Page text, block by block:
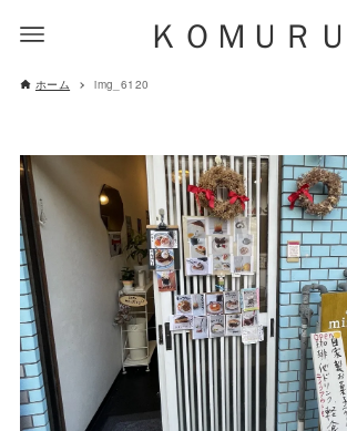
ＫＯＭＵＲＵ
ホーム img_6120